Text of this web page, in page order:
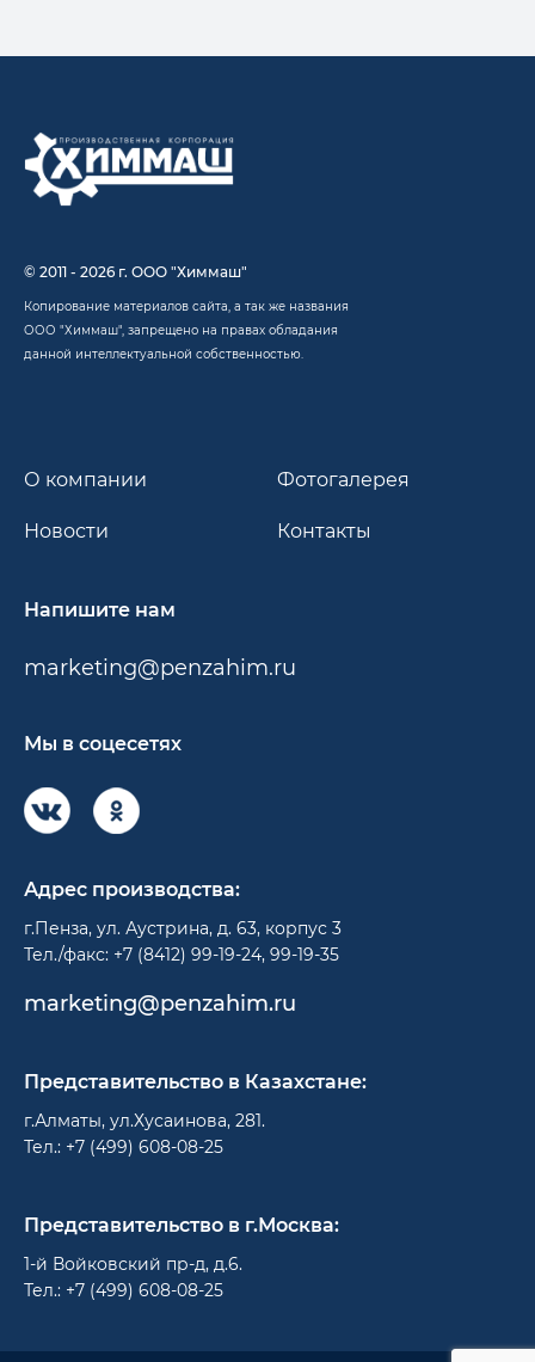
© 2011 - 2026 г. ООО "Химмаш"
Копирование материалов сайта, а так же названия
ООО "Химмаш", запрещено на правах обладания
данной интеллектуальной собственностью.
О компании
Новости
Фотогалерея
Контакты
Напишите нам
marketing@penzahim.ru
Мы в соцесетях
Адрес производства:
г.Пенза, ул. Аустрина, д. 63, корпус 3
Тел./факс: +7 (8412) 99-19-24, 99-19-35
marketing@penzahim.ru
Представительство в Казахстане:
г.Алматы, ул.Хусаинова, 281.
Тел.: +7 (499) 608-08-25
Представительство в г.Москва:
1-й Войковский пр-д, д.6.
Тел.: +7 (499) 608-08-25